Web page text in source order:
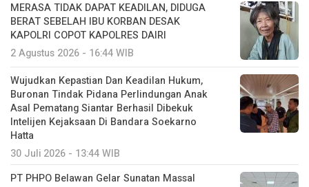
MERASA TIDAK DAPAT KEADILAN, DIDUGA
BERAT SEBELAH IBU KORBAN DESAK
KAPOLRI COPOT KAPOLRES DAIRI
2 Agustus 2026 - 16:44 WIB
Wujudkan Kepastian Dan Keadilan Hukum,
Buronan Tindak Pidana Perlindungan Anak
Asal Pematang Siantar Berhasil Dibekuk
Intelijen Kejaksaan Di Bandara Soekarno
Hatta
30 Juli 2026 - 13:44 WIB
PT PHPO Belawan Gelar Sunatan Massal